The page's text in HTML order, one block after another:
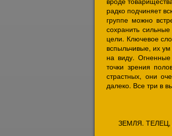
радко подчиняет
группе можно
сохранить
цели. Ключевое
вспыльчивые, их
на виду. Огненные
точки зрения
страстных, они
далеко. Все три в
ЗЕМЛЯ. ТЕЛЕЦ,